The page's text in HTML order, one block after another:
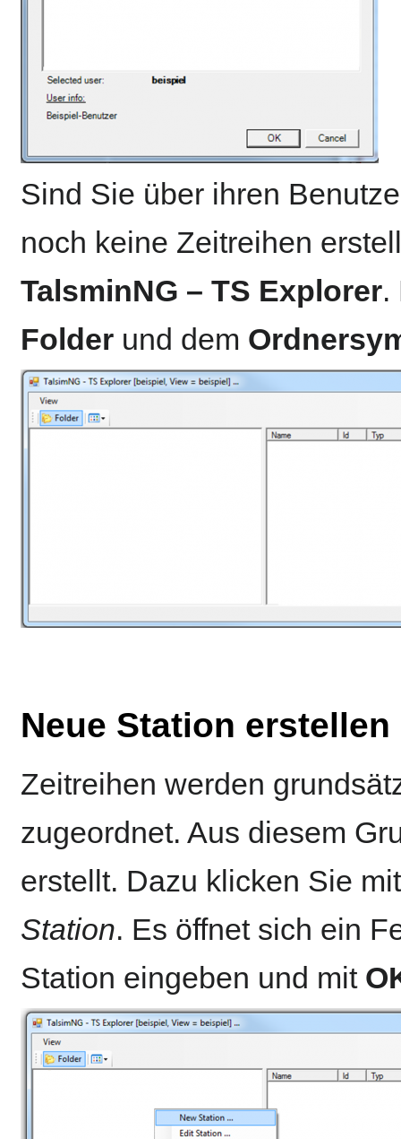
Sind Sie über ihren
noch keine Zeitreihen
TalsminNG – TS Explorer.
Folder und dem
Neue Station erstellen
Zeitreihen werden
zugeordnet. Aus diesem
erstellt. Dazu klicken Sie
Station. Es öffnet sich ein
Station eingeben und mit